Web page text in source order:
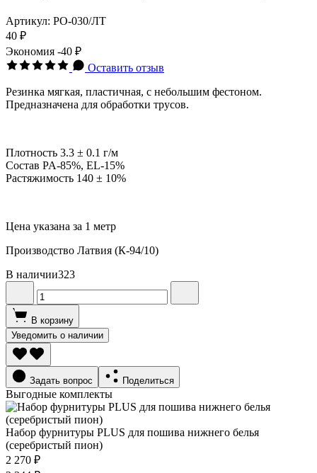
Артикул: РО-030/ЛТ
40 ₽
Экономия -40 ₽
Оставить отзыв
Резинка мягкая, пластичная, с небольшим фестоном.
Предназначена для обработки трусов.
Плотность 3.3 ± 0.1 г/м
Состав PA-85%, EL-15%
Растяжимость 140 ± 10%
Цена указана за 1 метр
Производство Латвия (К-94/10)
В наличии323
В корзину
Уведомить о наличии
Задать вопрос Поделиться
Выгодные комплекты
Набор фурнитуры PLUS для пошива нижнего белья
(серебристый пион)
2 270 ₽